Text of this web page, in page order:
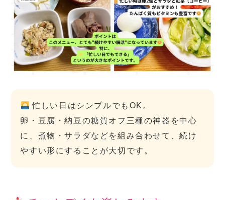
忙しい日はシンプルでもOK。
卵・豆腐・納豆の糖質オフ三種の神器を中心
に、煮物・サラダなどを組み合わせて、続け
やすい形にすることが大切です。